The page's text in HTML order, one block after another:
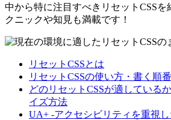
中から特に注目すべきリセットCSSを
クニックや知見も満載です！
リセットCSSとは
リセットCSSの使い方・書く順番
どのリセットCSSが適している
イズ方法
UA+ -アクセシビリティを重視